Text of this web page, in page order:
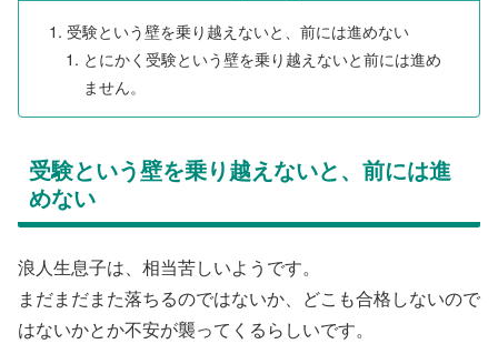
受験という壁を乗り越えないと、前には進めない
とにかく受験という壁を乗り越えないと前には進め
ません。
受験という壁を乗り越えないと、前には進
めない
浪人生息子は、相当苦しいようです。
まだまだまた落ちるのではないか、どこも合格しないので
はないかとか不安が襲ってくるらしいです。